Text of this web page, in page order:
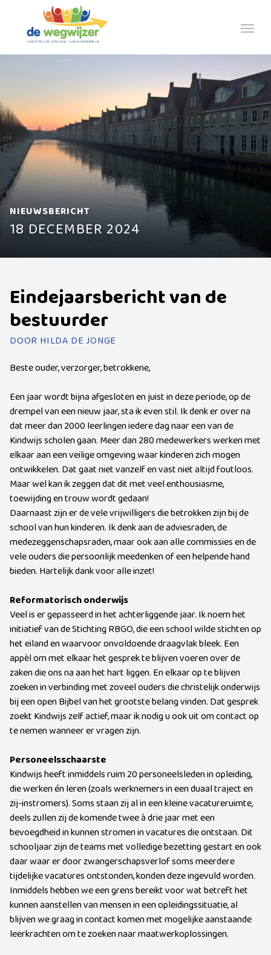
NIEUWSBERICHT
18 DECEMBER 2024
Eindejaarsbericht van de
bestuurder
DOOR HILDA DE JONGE
Beste ouder, verzorger, betrokkene,
Een jaar wordt bijna afgesloten en juist in deze periode, op de
drempel van een nieuw jaar, sta ik even stil. Ik denk er over na
dat meer dan 2000 leerlingen iedere dag naar een van de
Kindwijs scholen gaan. Meer dan 280 medewerkers werken met
elkaar aan een veilige omgeving waar kinderen zich mogen
ontwikkelen. Dat gaat niet vanzelf en vast niet altijd foutloos.
Maar wel kan ik zeggen dat dit met veel enthousiasme,
toewijding en trouw wordt gedaan!
Daarnaast zijn er de vele vrijwilligers die betrokken zijn bij de
school van hun kinderen. Ik denk aan de adviesraden, de
medezeggenschapsraden, maar ook aan alle commissies en de
vele ouders die persoonlijk meedenken of een helpende hand
bieden. Hartelijk dank voor alle inzet!
Reformatorisch onderwijs
Veel is er gepasseerd in het achterliggende jaar. Ik noem het
initiatief van de Stichting RBGO, die een school wilde stichten op
het eiland en waarvoor onvoldoende draagvlak bleek. Een
appèl om met elkaar het gesprek te blijven voeren over de
zaken die ons na aan het hart liggen. En elkaar op te blijven
zoeken in verbinding met zoveel ouders die christelijk onderwijs
bij een open Bijbel van het grootste belang vinden. Dat gesprek
zoekt Kindwijs zelf actief, maar ik nodig u ook uit om contact op
te nemen wanneer er vragen zijn.
Personeelsschaarste
Kindwijs heeft inmiddels ruim 20 personeelsleden in opleiding,
die werken én leren (zoals werknemers in een duaal traject en
zij-instromers). Soms staan zij al in een kleine vacatureruimte,
deels zullen zij de komende twee à drie jaar met een
bevoegdheid in kunnen stromen in vacatures die ontstaan. Dit
schooljaar zijn de teams met volledige bezetting gestart en ook
daar waar er door zwangerschapsverlof soms meerdere
tijdelijke vacatures ontstonden, konden deze ingevuld worden.
Inmiddels hebben we een grens bereikt voor wat betreft het
kunnen aanstellen van mensen in een opleidingssituatie, al
blijven we graag in contact komen met mogelijke aanstaande
leerkrachten om te zoeken naar maatwerkoplossingen.